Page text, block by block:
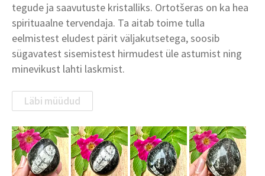
tegude ja saavutuste kristalliks. Ortotšeras on ka hea
spirituaalne tervendaja. Ta aitab toime tulla
eelmistest eludest pärit väljakutsetega, soosib
sügavatest sisemistest hirmudest üle astumist ning
minevikust lahti laskmist.
Läbi müüdud